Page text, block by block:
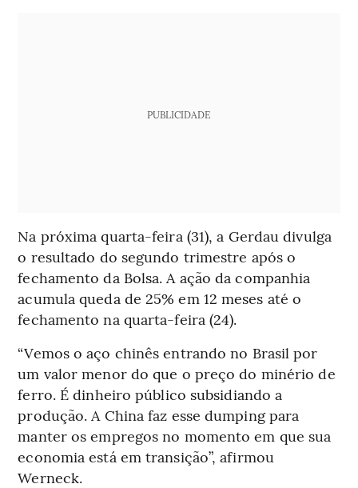
PUBLICIDADE
Na próxima quarta-feira (31), a Gerdau divulga
o resultado do segundo trimestre após o
fechamento da Bolsa. A ação da companhia
acumula queda de 25% em 12 meses até o
fechamento na quarta-feira (24).
“Vemos o aço chinês entrando no Brasil por
um valor menor do que o preço do minério de
ferro. É dinheiro público subsidiando a
produção. A China faz esse dumping para
manter os empregos no momento em que sua
economia está em transição”, afirmou
Werneck.